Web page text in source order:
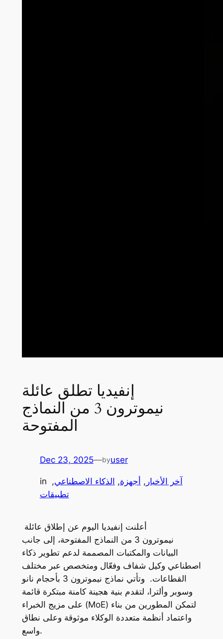
إنفيديا تطلق عائلة
نيموترون 3 من النماذج
المفتوحة
Dec 23, 2025—byuser
in آخر الأخبار , أجهزة, الذكاء الاصطناعي,
تطبيقات
نيموترون 3 من النماذج المفتوحة، إلى جانب
البيانات والمكتبات المصممة لدعم تطوير ذكاء
اصطناعي وكيل شفاف وفعّال ومتخصص عبر مختلف
القطاعات. وتأتي نماذج نيموترون 3 بأحجام نانو
وسوبر وألترا، لتقدم بنية هجينة كامنة مبتكرة قائمة
على مزيج الخبراء (MoE) لتمكن المطورين من بناء
واعتماد أنظمة متعددة الوكلاء موثوقة وعلى نطاق
واسع.